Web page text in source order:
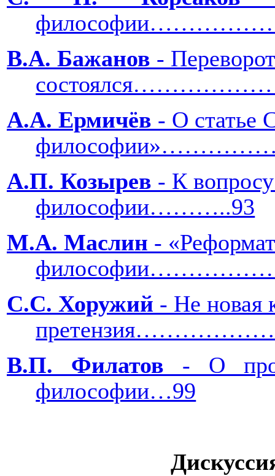
В.А. Бажанов -
А.А. Ермичёв - О статье
А.П. Козырев - К
философии………..93
М.А. Маслин -
С.С. Хоружий - Не новая
В.П. Филатов - О
философии…99